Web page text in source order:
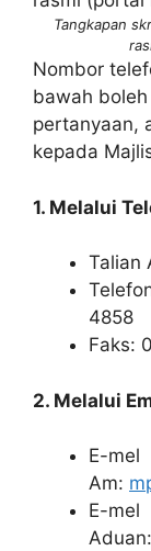
Tangkapan
Nombor
bawah
pertanyaan,
kepada
1. Melalui
Talian
4858
Faks:
2. Melalui
E-mel
Am:
E-mel
Aduan: